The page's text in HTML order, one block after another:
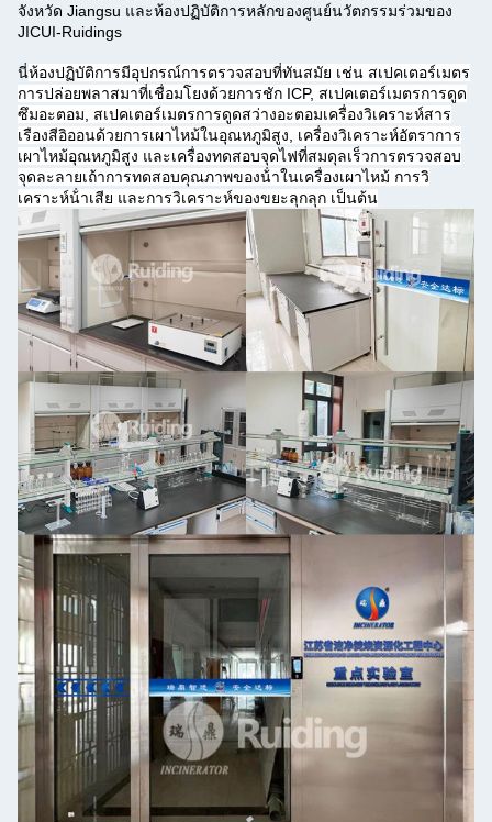
จังหวัด Jiangsu และห้องปฏิบัติการหลักของศูนย์นวัตกรรมร่วมของ
JICUI-Ruidings
นี่ห้องปฏิบัติการมีอุปกรณ์การตรวจสอบที่ทันสมัย เช่น สเปคเตอร์เมตร
การปล่อยพลาสมาที่เชื่อมโยงด้วยการชัก ICP, สเปคเตอร์เมตรการดูด
ซึมอะตอม, สเปคเตอร์เมตรการดูดสว่างอะตอมเครื่องวิเคราะห์สาร
เรืองสีอิออนด้วยการเผาไหม้ในอุณหภูมิสูง, เครื่องวิเคราะห์อัตราการ
เผาไหม้อุณหภูมิสูง และเครื่องทดสอบจุดไฟที่สมดุลเร็วการตรวจสอบ
จุดละลายเถ้าการทดสอบคุณภาพของน้ําในเครื่องเผาไหม้ การวิ
เคราะห์น้ําเสีย และการวิเคราะห์ของขยะลุกลุก เป็นต้น